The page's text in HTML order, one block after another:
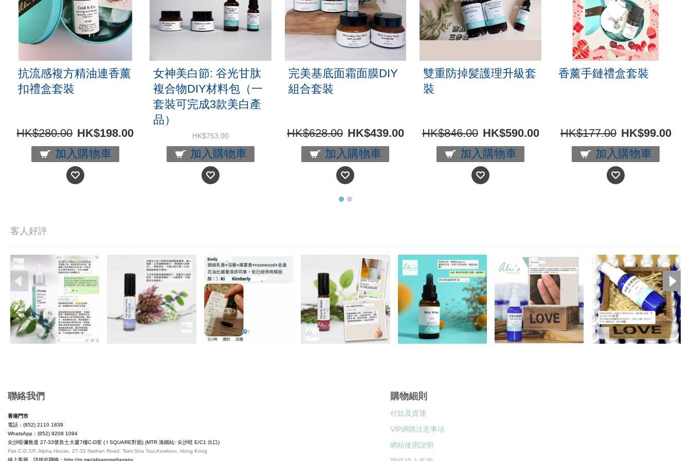
抗流感複方精油連香薰
扣禮盒套裝
HK$280.00 HK$198.00
加入購物車
女神美白節: 谷光甘肽
複合物DIY材料包（一
套裝可完成3款美白產
品）
HK$753.00
加入購物車
完美基底面霜面膜DIY
組合套裝
HK$628.00 HK$439.00
加入購物車
雙重防掉髪護理升級套
裝
HK$846.00 HK$590.00
加入購物車
香薰手鏈禮盒套裝
HK$177.00 HK$99.00
加入購物車
客人好評
聯絡我們
香港門市
電話：(852) 2110 1839
WhatsApp：(852) 9208 1094
尖沙咀彌敦道 27-33號良士大廈7樓C-D室 ( I SQUARE對面) (MTR 港鐵站: 尖沙咀 E/C1 出口)
Flat C-D,7/F, Alpha House, 27-33 Nathan Road, Tsim Sha Tsui,Kowloon, Hong Kong
購物細則
付款及貨運
VIP網購注意事項
網站使用說明